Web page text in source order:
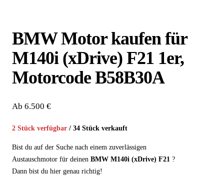
BMW Motor kaufen für
M140i (xDrive) F21 1er,
Motorcode B58B30A
Ab 6.500 €
2 Stück verfügbar / 34 Stück verkauft
Bist du auf der Suche nach einem zuverlässigen
Austauschmotor für deinen BMW M140i (xDrive) F21 ?
Dann bist du hier genau richtig!